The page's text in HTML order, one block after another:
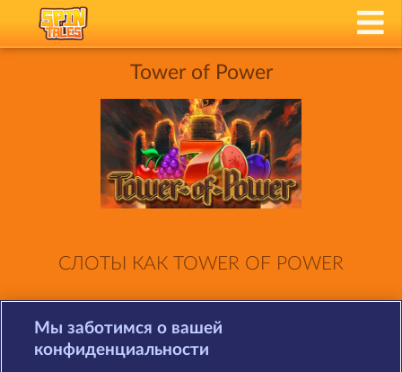
Tower of Power
СЛОТЫ КАК TOWER OF POWER
Мы заботимся о вашей
конфиденциальности